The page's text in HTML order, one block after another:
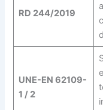
RD 244/2019
UNE-EN 62109-
1 / 2